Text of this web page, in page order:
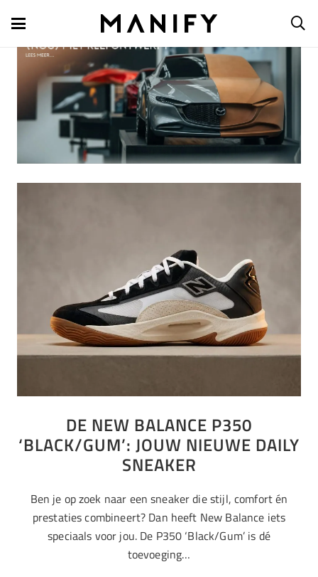
DE NEW BALANCE P350
‘BLACK/GUM’: JOUW NIEUWE DAILY
SNEAKER
Ben je op zoek naar een sneaker die stijl, comfort én
prestaties combineert? Dan heeft New Balance iets
speciaals voor jou. De P350 ‘Black/Gum’ is dé
toevoeging…